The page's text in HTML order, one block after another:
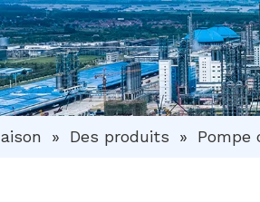
» Des produits » Pompe